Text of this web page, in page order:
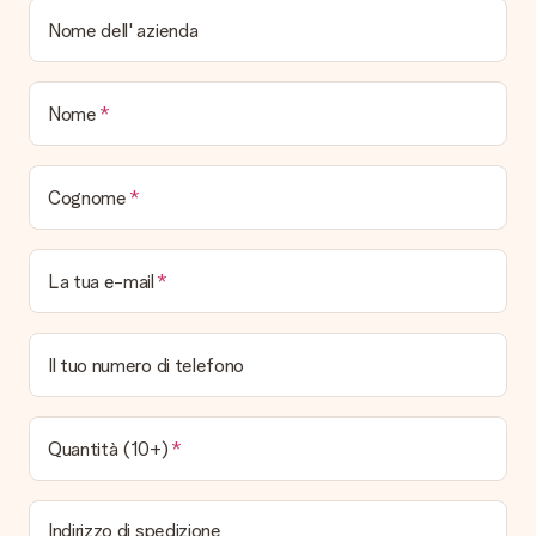
Tutti i regali sono inviati in una colorata confezione regalo. In
questo modo il regalo sarà già pronto per essere consegnato.
continuamente aggiornate e attendibili.
Quali sono i tempi di consegna e quando riceverò il mio
regalo?
I tempi di consegna sono consultabili direttamente sulla pagina
del prodotto desiderato. Le date indicate sono previste in
base ai tempi di consegna indicati dal corriere.
Quali sono le opzioni di consegna disponibili?
sill'opzione da selezionare contatta il nostro servizio clienti.
Pagamento
Come posso pagare il mio ordine?
Nome dell' azienda
Nome
Cognome
La tua e-mail
Il tuo numero di telefono
Quantità (10+)
Indirizzo di spedizione